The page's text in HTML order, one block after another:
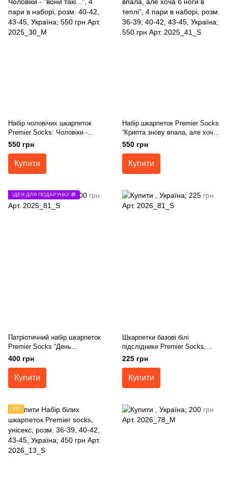
Набір чоловічих шкарпеток
Premier Socks: Чоловіки -
"вони такі...", 4 пари в наборі,
розм. 40-42, 43-45
550 грн
Купити
Набір шкарпеток Premier Socks
“Крипта знову впала, але хоча
б ноги в теплі”, 4 пари в наборі,
розм. 36-39, 40-42, 43-45
550 грн
Купити
ІДЕЯ ДЛЯ ПОДАРУНКУ 🎁
Патріотичний набір шкарпеток
Premier Socks “День
Незалежності”, 3 пари в наборі,
розм. 36-39, 40-42, 43-45
400 грн
Купити
Шкарпетки базові білі
підслідники Premier Socks,
набір 5 шт. унісекс, 36-39, 40-
42, 43-45
225 грн
Купити
ХІТ